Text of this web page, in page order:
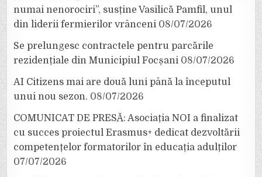
numai nenorociri”, susține Vasilică Pamfil, unul
din liderii fermierilor vrânceni 08/07/2026
Se prelungesc contractele pentru parcările
rezidențiale din Municipiul Focșani 08/07/2026
AI Citizens mai are două luni până la începutul
unui nou sezon. 08/07/2026
COMUNICAT DE PRESĂ: Asociația NOI a finalizat
cu succes proiectul Erasmus+ dedicat dezvoltării
competențelor formatorilor în educația adulților
07/07/2026